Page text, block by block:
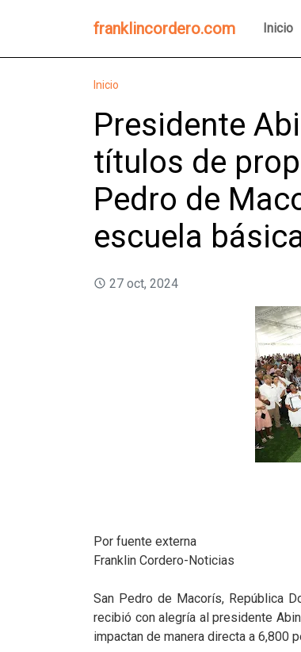
franklincordero.com Inicio
Inicio
Presidente
títulos de
Pedro de
escuela
27 oct, 2024
Por fuente externa
Franklin Cordero-Noticias
San Pedro de Macorís, República
recibió con alegría al presidente
impactan de manera directa a 6,800